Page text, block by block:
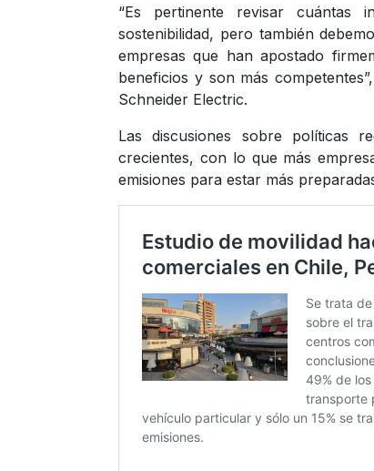
“Es pertinente revisar cuántas
sostenibilidad, pero también
empresas que han apostado
beneficios y son más
Schneider Electric.
Las discusiones sobre políticas
crecientes, con lo que más
emisiones para estar más